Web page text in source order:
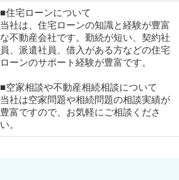
■住宅ローンについて
当社は、住宅ローンの知識と経験が豊富
な不動産会社です。勤続が短い、契約社
員、派遣社員、借入がある方などの住宅
ローンのサポート経験が豊富です。
■空家相談や不動産相続相談について
当社は空家問題や相続問題の相談実績が
豊富ですので、お気軽にご相談くださ
い。